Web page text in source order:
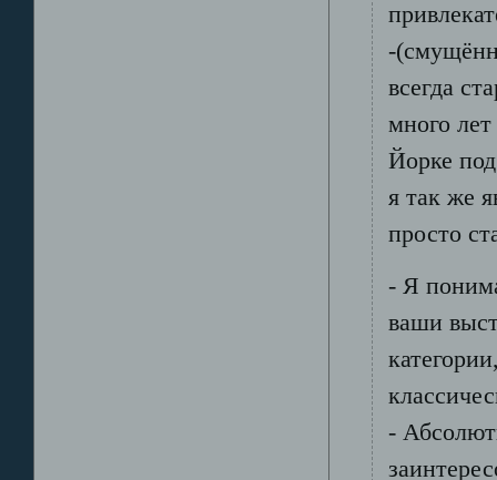
-
всегда
много
Йорке
я так же
просто
- Я
ваши
-